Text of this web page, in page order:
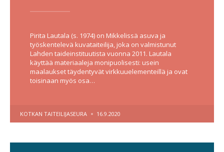
Pirita Lautala (s. 1974) on Mikkelissä asuva ja
työskentelevä kuvataiteilija, joka on valmistunut
Lahden taideinstituutista vuonna 2011. Lautala
käyttää materiaaleja monipuolisesti: usein
maalaukset täydentyvät virkkuuelementeillä ja ovat
toisinaan myös osa…
POSTED
KOTKAN TAITEILIJASEURA 16.9.2020